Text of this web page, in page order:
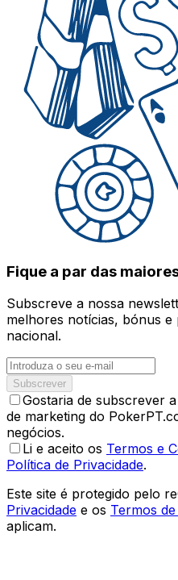
Fique a par das
Subscreve a nossa
melhores notícias, bónus
nacional.
Subscrever
Gostaria de subscrever
de marketing do
negócios.
Li e aceito os Termos e
Política de Privacidade.
Este site é protegido pelo
Privacidade e os Termos
aplicam.